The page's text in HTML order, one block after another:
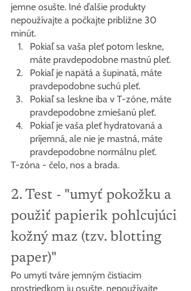
jemne osušte. Iné ďalšie produkty
nepoužívajte a počkajte približne 30
minút.
Pokiaľ sa vaša pleť potom leskne,
máte pravdepodobne mastnú pleť.
Pokiaľ je napätá a šupinatá, máte
pravdepodobne suchú pleť.
Pokiaľ sa leskne iba v T-zóne, máte
pravdepodobne zmiešanú pleť.
Pokiaľ je vaša pleť hydratovaná a
príjemná, ale nie je mastná, máte
pravdepodobne normálnu pleť.
T-zóna - čelo, nos a brada.
2. Test - "umyť pokožku a
použiť papierik pohlcujúci
kožný maz (tzv. blotting
paper)"
Po umytí tváre jemným čistiacim
prostriedkom ju osušte, nepoužívajte